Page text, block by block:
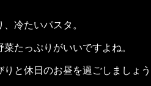
冷たいパスタ。
たっぷりがいいですよね。
と休日のお昼を過ごしましょ